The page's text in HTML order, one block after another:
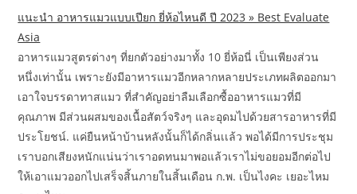
แนะนำ อาหารแมวแบบเปียก ยี่ห้อไหนดี ปี 2023 » Best Evaluate
Asia
อาหารแมวสูตรต่างๆ ที่ยกตัวอย่างมาทั้ง 10 ยี่ห้อนี่ เป็นเพียงส่วน
หนึ่งเท่านั้น เพราะยังมีอาหารแมวอีกหลากหลายประเภทผลิตออกมา
เอาใจบรรดาทาสแมว ที่สำคัญอย่าลืมเลือกซื้ออาหารแมวที่มี
คุณภาพ มีส่วนผสมของเนื้อสัตว์จริงๆ และอุดมไปด้วยสารอาหารที่มี
ประโยชน์. แค่ยืนหน้าบ้านหลังนั้นก็ได้กลิ่นเเล้ว พอได้มีการประชุม
เราบอกเสียงหนักแน่นว่าเราอดทนมาพอแล้วเราไม่ขอยอมอีกต่อไป
ให้เอาแมวออกไปเสร็จสิ้นภายในสิ้นเดือน ก.พ. เป็นไงคะ เยอะไหม